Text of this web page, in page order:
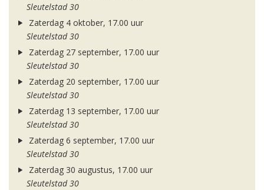
Sleutelstad 30
Zaterdag 4 oktober, 17.00 uur
Sleutelstad 30
Zaterdag 27 september, 17.00 uur
Sleutelstad 30
Zaterdag 20 september, 17.00 uur
Sleutelstad 30
Zaterdag 13 september, 17.00 uur
Sleutelstad 30
Zaterdag 6 september, 17.00 uur
Sleutelstad 30
Zaterdag 30 augustus, 17.00 uur
Sleutelstad 30